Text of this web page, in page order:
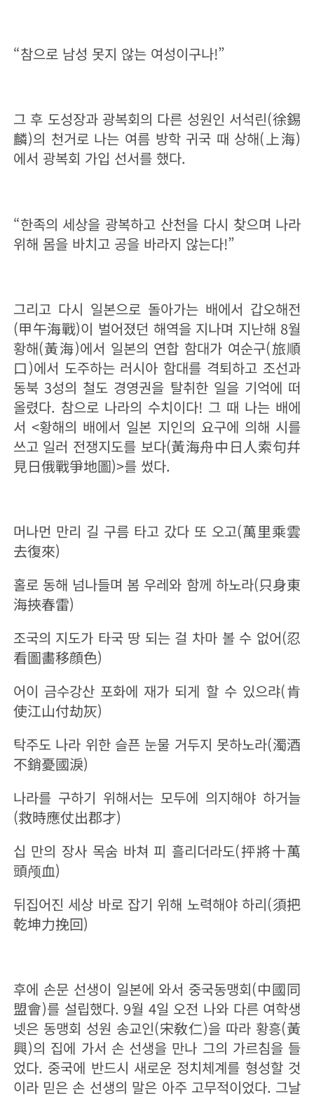
“참으로 남성 못지 않는 여성이구나!”
그 후 도성장과 광복회의 다른 성원인 서석린(徐錫
麟)의 천거로 나는 여름 방학 귀국 때 상해(上海)
에서 광복회 가입 선서를 했다.
“한족의 세상을 광복하고 산천을 다시 찾으며 나라
위해 몸을 바치고 공을 바라지 않는다!”
그리고 다시 일본으로 돌아가는 배에서 갑오해전
(甲午海戰)이 벌어졌던 해역을 지나며 지난해 8월
황해(黃海)에서 일본의 연합 함대가 여순구(旅順
口)에서 도주하는 러시아 함대를 격퇴하고 조선과
동북 3성의 철도 경영권을 탈취한 일을 기억에 떠
올렸다. 참으로 나라의 수치이다! 그 때 나는 배에
서 <황해의 배에서 일본 지인의 요구에 의해 시를
쓰고 일러 전쟁지도를 보다(黃海舟中日人索句幷
見日俄戰爭地圖)>를 썼다.
머나먼 만리 길 구름 타고 갔다 또 오고(萬里乘雲
去復來)
홀로 동해 넘나들며 봄 우레와 함께 하노라(只身東
海挾春雷)
조국의 지도가 타국 땅 되는 걸 차마 볼 수 없어(忍
看圖畵移顔色)
어이 금수강산 포화에 재가 되게 할 수 있으랴(肯
使江山付劫灰)
탁주도 나라 위한 슬픈 눈물 거두지 못하노라(濁酒
不銷憂國淚)
나라를 구하기 위해서는 모두에 의지해야 하거늘
(救時應仗出郡才)
십 만의 장사 목숨 바쳐 피 흘리더라도(抨將十萬
頭颅血)
뒤집어진 세상 바로 잡기 위해 노력해야 하리(須把
乾坤力挽回)
후에 손문 선생이 일본에 와서 중국동맹회(中國同
盟會)를 설립했다. 9월 4일 오전 나와 다른 여학생
넷은 동맹회 성원 송교인(宋敎仁)을 따라 황흥(黃
興)의 집에 가서 손 선생을 만나 그의 가르침을 들
었다. 중국에 반드시 새로운 정치체계를 형성할 것
이라 믿은 손 선생의 말은 아주 고무적이었다. 그날